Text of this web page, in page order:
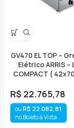
GV470 EL TOP –
Elétrico ARRIS –
COMPACT (
R$ 22.765,78
R$ 22.082,81
no Boleto à Vista